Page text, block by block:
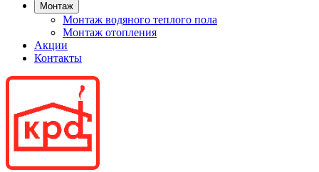
Монтаж
Монтаж водяного теплого пола
Монтаж отопления
Акции
Контакты